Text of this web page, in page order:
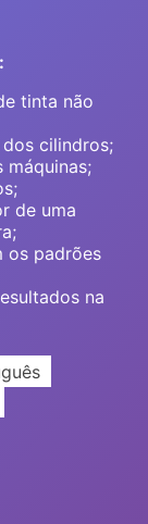
tinta não
cilindros;
máquinas;
de uma
os padrões
na